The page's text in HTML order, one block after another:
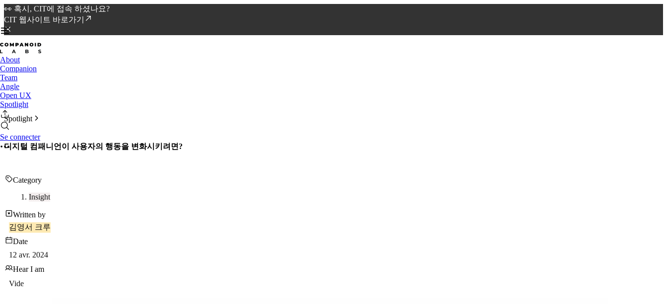
👀 혹시, CIT에 접속 하셨나요?
CIT 웹사이트 바로가기
About
Companion
Team
Angle
Open UX
Spotlight
Se connecter
Spotlight
디지털 컴패니언이 사용자의 행동을 변화시키려면?
Category
Insight
Written by
김영서 크루
Date
12 avr. 2024
Hear I am
Vide